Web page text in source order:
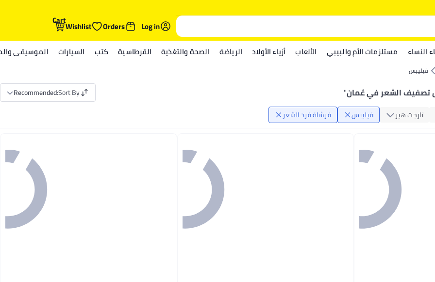
Log in
Orders
Wishlist
Cart
النساء مستلزمات الأم والبيبي الألعاب أزياء الأولاد الرياضة الصحة والتغذية القرطاسية كتب السيارات الموسيقى
فيليبس
تصفيف الشعر في عُمان"
Sort By
:
Recommended
تارجت هير فيليبس فرشاة فرد الشعر